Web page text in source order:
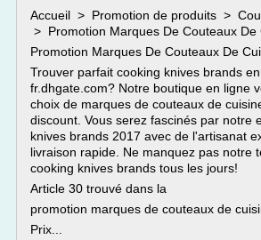
Accueil > Promotion de produits >
> Promotion Marques De Couteaux De
Promotion Marques De Couteaux De
Trouver parfait cooking knives brands
fr.dhgate.com? Notre boutique en ligne
choix de marques de couteaux de
discount. Vous serez fascinés par notre
knives brands 2017 avec de l'artisanat
livraison rapide. Ne manquez pas notre
cooking knives brands tous les jours!
Article 30 trouvé dans la
promotion marques de couteaux de
Prix...